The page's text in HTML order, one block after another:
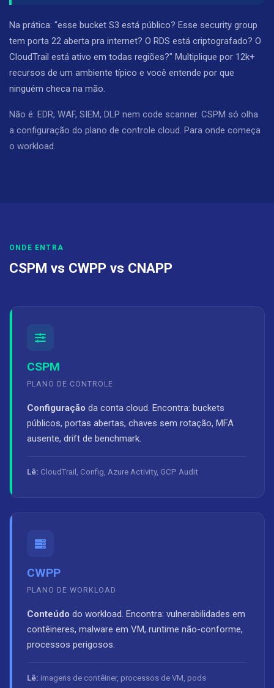
Na prática: "esse bucket S3 está público? Esse security group
tem porta 22 aberta pra internet? O RDS está criptografado? O
CloudTrail está ativo em todas regiões?" Multiplique por 12k+
recursos de um ambiente típico e você entende por que
ninguém checa na mão.
Não é: EDR, WAF, SIEM, DLP nem code scanner. CSPM só olha
a configuração do plano de controle cloud. Para onde começa
o workload.
ONDE ENTRA
CSPM vs CWPP vs CNAPP
CSPM
PLANO DE CONTROLE
Configuração da conta cloud. Encontra: buckets
públicos, portas abertas, chaves sem rotação, MFA
ausente, drift de benchmark.
Lê: CloudTrail, Config, Azure Activity, GCP Audit
CWPP
PLANO DE WORKLOAD
Conteúdo do workload. Encontra: vulnerabilidades em
contêineres, malware em VM, runtime não-conforme,
processos perigosos.
Lê: imagens de contêiner, processos de VM, pods